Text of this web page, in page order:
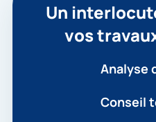
Un
vos
Analyse
Conseil